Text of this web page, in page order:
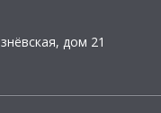
дом 21